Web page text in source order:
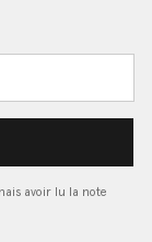
avoir lu la note